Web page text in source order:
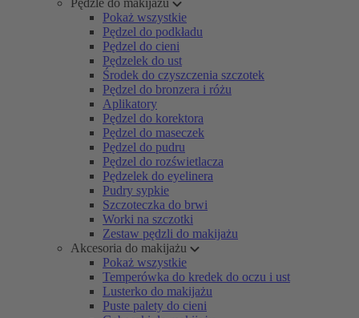
Pędzle do makijażu
Pokaż wszystkie
Pędzel do podkładu
Pędzel do cieni
Pędzelek do ust
Środek do czyszczenia szczotek
Pędzel do bronzera i różu
Aplikatory
Pędzel do korektora
Pędzel do maseczek
Pędzel do pudru
Pędzel do rozświetlacza
Pędzelek do eyelinera
Pudry sypkie
Szczoteczka do brwi
Worki na szczotki
Zestaw pędzli do makijażu
Akcesoria do makijażu
Pokaż wszystkie
Temperówka do kredek do oczu i ust
Lusterko do makijażu
Puste palety do cieni